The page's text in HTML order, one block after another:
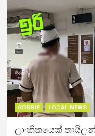
GOSSIP LOCAL NEWS
ලාංකිකයෙක්